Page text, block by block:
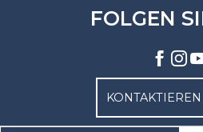
FOLGEN